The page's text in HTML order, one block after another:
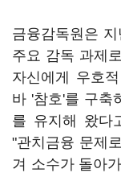
금융감독원은
주요 감독 과제
자신에게 우호
바 '참호'를 구축
를 유지해 왔다
"관치금융 문제
겨 소수가 돌아